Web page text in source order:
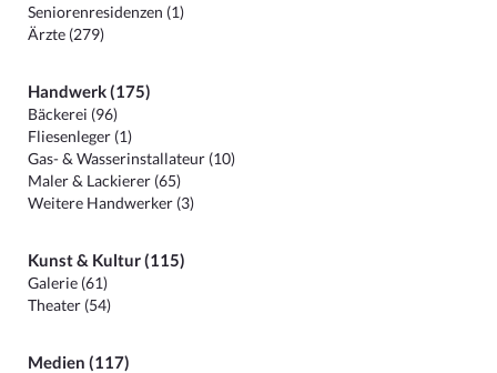
Seniorenresidenzen (1)
Ärzte (279)
Handwerk (175)
Bäckerei (96)
Fliesenleger (1)
Gas- & Wasserinstallateur (10)
Maler & Lackierer (65)
Weitere Handwerker (3)
Kunst & Kultur (115)
Galerie (61)
Theater (54)
Medien (117)